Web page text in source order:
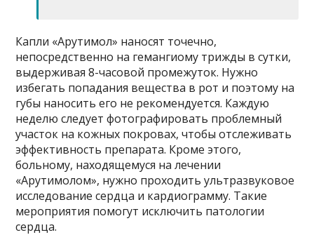
Капли «Арутимол» наносят точечно,
непосредственно на гемангиому трижды в сутки,
выдерживая 8-часовой промежуток. Нужно
избегать попадания вещества в рот и поэтому на
губы наносить его не рекомендуется. Каждую
неделю следует фотографировать проблемный
участок на кожных покровах, чтобы отслеживать
эффективность препарата. Кроме этого,
больному, находящемуся на лечении
«Арутимолом», нужно проходить ультразвуковое
исследование сердца и кардиограмму. Такие
мероприятия помогут исключить патологии
сердца.